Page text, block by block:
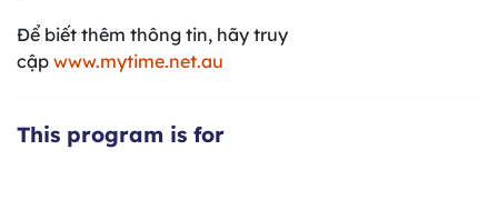
Để biết thêm thông tin, hãy truy
cập www.mytime.net.au
This program is for